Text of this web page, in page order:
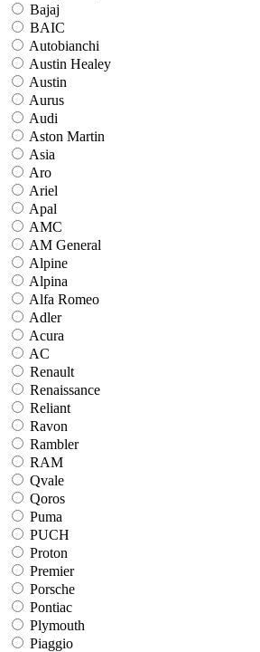
Bajaj
BAIC
Autobianchi
Austin Healey
Austin
Aurus
Audi
Aston Martin
Asia
Aro
Ariel
Apal
AMC
AM General
Alpine
Alpina
Alfa Romeo
Adler
Acura
AC
Renault
Renaissance
Reliant
Ravon
Rambler
RAM
Qvale
Qoros
Puma
PUCH
Proton
Premier
Porsche
Pontiac
Plymouth
Piaggio